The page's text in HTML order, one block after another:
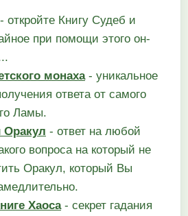
- откройте Книгу Судеб и
при помощи этого он-
монаха- уникальное
ответа от самого
Ламы.
Оракул - ответ на любой
вопроса на который не
Оракул, который Вы
Хаоса- секрет гадания